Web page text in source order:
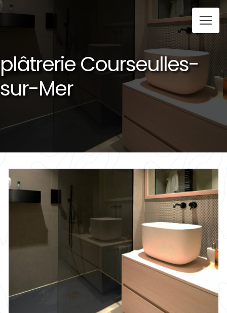
Panneau de gestion des cookies
plâtrerie Courseulles-
sur-Mer